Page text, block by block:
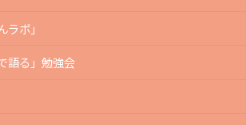
ボ」
語る」勉強会